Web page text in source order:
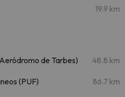
19.9 km
de Tarbes) 48.8 km
(PUF) 86.7 km